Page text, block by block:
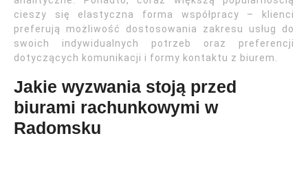
cieszy się elastyczna forma współpracy – klienci
preferują możliwość dostosowania zakresu usług do
swoich indywidualnych potrzeb oraz preferencji
dotyczących komunikacji i formy kontaktu z biurem.
Jakie wyzwania stoją przed
biurami rachunkowymi w
Radomsku